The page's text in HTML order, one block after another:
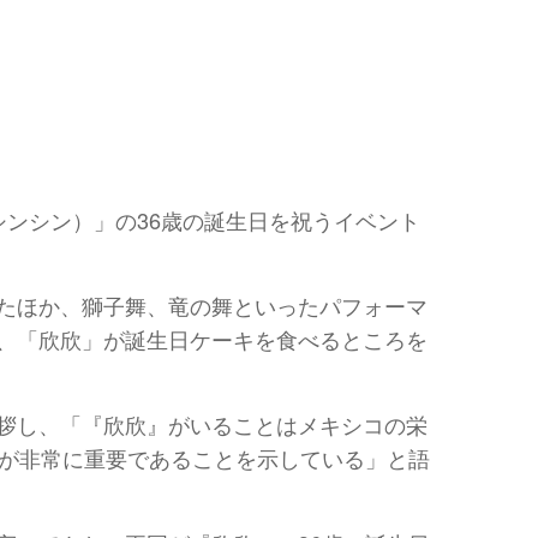
シン）」の36歳の誕生日を祝うイベント
ほか、獅子舞、竜の舞といったパフォーマ
欣欣」が誕生日ケーキを食べるところを
し、「『欣欣』がいることはメキシコの栄
非常に重要であることを示している」と語